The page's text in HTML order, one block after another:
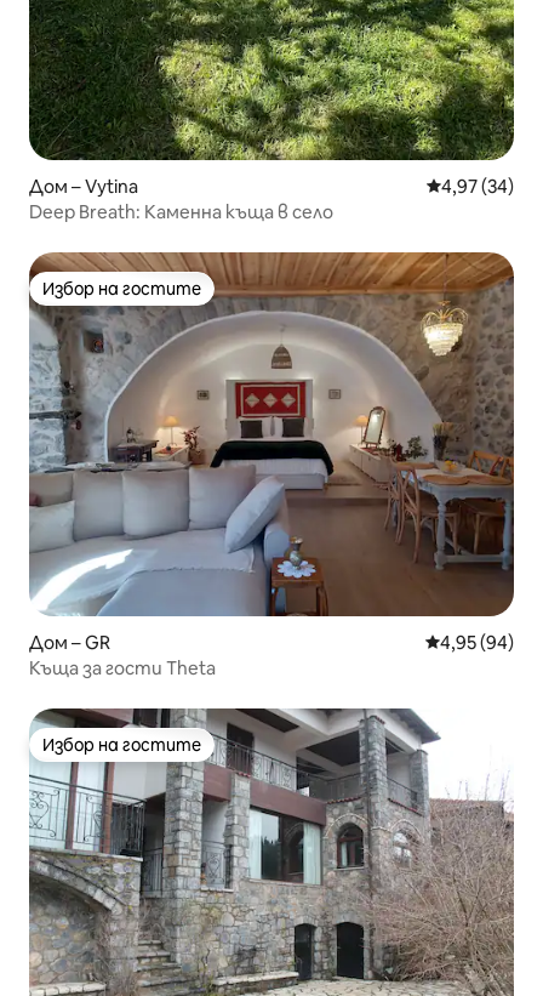
Дом – Vytina Средна
4,97 (34)
Deep Breath: Каменна къща в село
Избор на гостите
Избор на гостите
Дом – GR Средна
4,95 (94)
Къща за гости Theta
Избор на гостите
Избор на гостите